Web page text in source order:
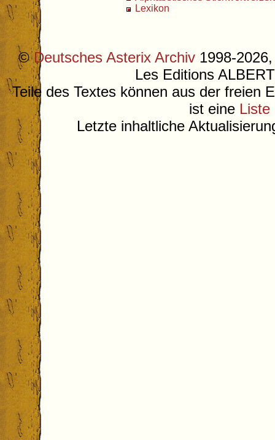
Lexikon
©Deutsches Asterix Archiv 1998-
Les Editions
Teile des Textes können aus der freien
ist eine Liste
Letzte inhaltliche